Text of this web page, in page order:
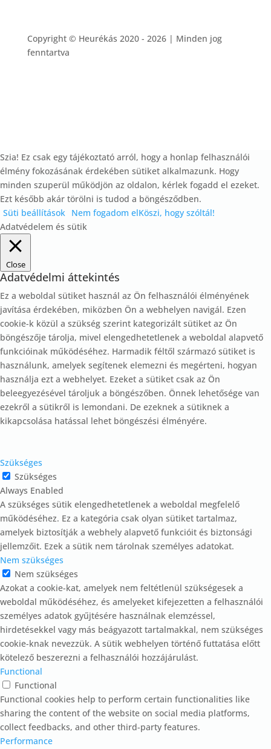
Copyright © Heurékás 2020 - 2026 | Minden jog
fenntartva
Szia! Ez csak egy tájékoztató arról, hogy a honlap felhasználói
élmény fokozásának érdekében sütiket alkalmazunk. Hogy
minden szuperül működjön az oldalon, kérlek fogadd el ezeket.
Ezt később akár törölni is tudod a böngésződben.
Süti beállítások Nem fogadom elKöszi, hogy szóltál!
Adatvédelem és sütik
Close
Adatvédelmi áttekintés
Ez a weboldal sütiket használ az Ön felhasználói élményének
javítása érdekében, miközben Ön a webhelyen navigál. Ezen
cookie-k közül a szükség szerint kategorizált sütiket az Ön
böngészője tárolja, mivel elengedhetetlenek a weboldal alapvető
funkcióinak működéséhez. Harmadik féltől származó sütiket is
használunk, amelyek segítenek elemezni és megérteni, hogyan
használja ezt a webhelyet. Ezeket a sütiket csak az Ön
beleegyezésével tároljuk a böngészőben. Önnek lehetősége van
ezekről a sütikről is lemondani. De ezeknek a sütiknek a
kikapcsolása hatással lehet böngészési élményére.
Szükséges
Szükséges
Always Enabled
A szükséges sütik elengedhetetlenek a weboldal megfelelő
működéséhez. Ez a kategória csak olyan sütiket tartalmaz,
amelyek biztosítják a webhely alapvető funkcióit és biztonsági
jellemzőit. Ezek a sütik nem tárolnak személyes adatokat.
Nem szükséges
Nem szükséges
Azokat a cookie-kat, amelyek nem feltétlenül szükségesek a
weboldal működéséhez, és amelyeket kifejezetten a felhasználói
személyes adatok gyűjtésére használnak elemzéssel,
hirdetésekkel vagy más beágyazott tartalmakkal, nem szükséges
cookie-knak nevezzük. A sütik webhelyen történő futtatása előtt
kötelező beszerezni a felhasználói hozzájárulást.
Functional
Functional
Functional cookies help to perform certain functionalities like
sharing the content of the website on social media platforms,
collect feedbacks, and other third-party features.
Performance